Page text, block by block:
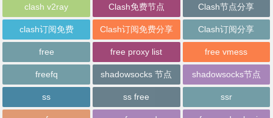
clash v2ray Clash免费节点 Clash节点分享
clash订阅免费 Clash订阅免费分享 Clash订阅分享
free free proxy list free vmess
freefq shadowsocks 节点 shadowsocks节点
ss ss free ssr